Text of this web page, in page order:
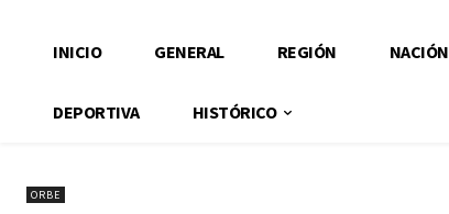
INICIO GENERAL REGIÓN NACIÓN
DEPORTIVA HISTÓRICO
ORBE